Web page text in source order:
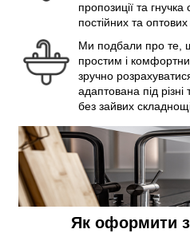
пропозиції та
постійних та оптових
Ми подбали про те,
простим і
зручно
адаптована під різні
без зайвих
Як оформити